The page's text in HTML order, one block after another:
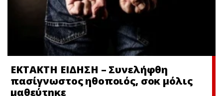
ΕΚΤΑΚΤΗ ΕΙΔΗΣΗ – Συνελήφθη
πασίγνωστος ηθοποιός, σoκ μόλις
μαθεύτnκε